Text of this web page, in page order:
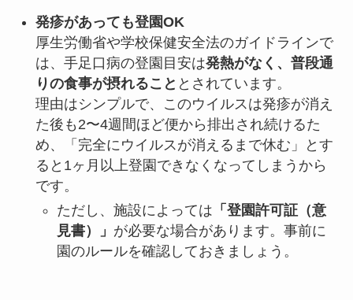
発疹があっても登園OK
厚生労働省や学校保健安全法のガイドラインで
は、手足口病の登園目安は発熱がなく、普段通
りの食事が摂れること とされています。
理由はシンプルで、このウイルスは発疹が消え
た後も2〜4週間ほど便から排出され続けるた
め、「完全にウイルスが消えるまで休む」とす
ると1ヶ月以上登園できなくなってしまうから
です。
ただし、施設によっては 「登園許可証（意
見書）」 が必要な場合があります。事前に
園のルールを確認しておきましょう。